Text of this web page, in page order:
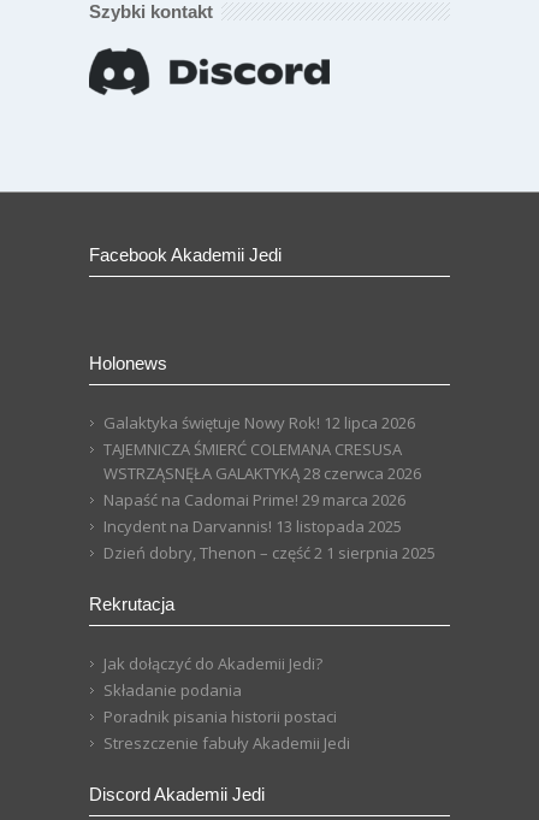
Szybki kontakt
Facebook Akademii Jedi
Holonews
Galaktyka świętuje Nowy Rok! 12 lipca 2026
TAJEMNICZA ŚMIERĆ COLEMANA CRESUSA
WSTRZĄSNĘŁA GALAKTYKĄ28 czerwca 2026
Napaść na Cadomai Prime! 29 marca 2026
Incydent na Darvannis! 13 listopada 2025
Dzień dobry, Thenon – część 2 1 sierpnia 2025
Rekrutacja
Jak dołączyć do Akademii Jedi?
Składanie podania
Poradnik pisania historii postaci
Streszczenie fabuły Akademii Jedi
Discord Akademii Jedi